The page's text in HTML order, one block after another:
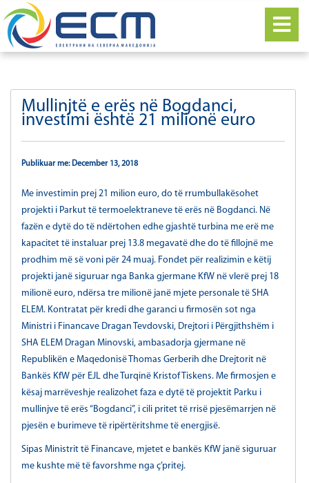
Mullinjtë e erës në Bogdanci,
investimi është 21 milionë euro
Publikuar me: December 13, 2018
Me investimin prej 21 milion euro, do të rrumbullakësohet
projekti i Parkut të termoelektraneve të erës në Bogdanci. Në
fazën e dytë do të ndërtohen edhe gjashtë turbina me erë me
kapacitet të instaluar prej 13.8 megavatë dhe do të fillojnë me
prodhim më së voni për 24 muaj. Fondet për realizimin e këtij
projekti janë siguruar nga Banka gjermane KfW në vlerë prej 18
milionë euro, ndërsa tre milionë janë mjete personale të SHA
ELEM. Kontratat për kredi dhe garanci u firmosën sot nga
Ministri i Financave Dragan Tevdovski, Drejtori i Përgjithshëm i
SHA ELEM Dragan Minovski, ambasadorja gjermane në
Republikën e Maqedonisë Thomas Gerberih dhe Drejtorit në
Bankës KfW për EJL dhe Turqinë Kristof Tiskens. Me firmosjen e
kësaj marrëveshje realizohet faza e dytë të projektit Parku i
mullinjve të erës “Bogdanci”, i cili pritet të rrisë pjesëmarrjen në
pjesën e burimeve të ripërtëritshme të energjisë.
Sipas Ministrit të Financave, mjetet e bankës KfW janë siguruar
me kushte më të favorshme nga ç’pritej.